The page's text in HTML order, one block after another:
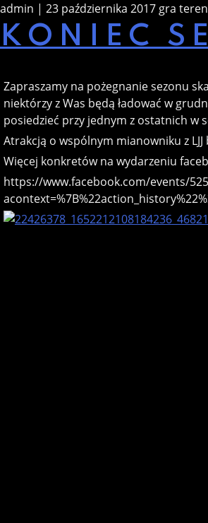
admin | 23 października 2017 gra
KONIEC
Zapraszamy na pożegnanie sezonu
niektórzy z Was będą ładować w
posiedzieć przy jednym z ostatnich w
Atrakcją o wspólnym mianowniku z LJJ
Więcej konkretów na wydarzeniu
https://www.facebook.com/events/